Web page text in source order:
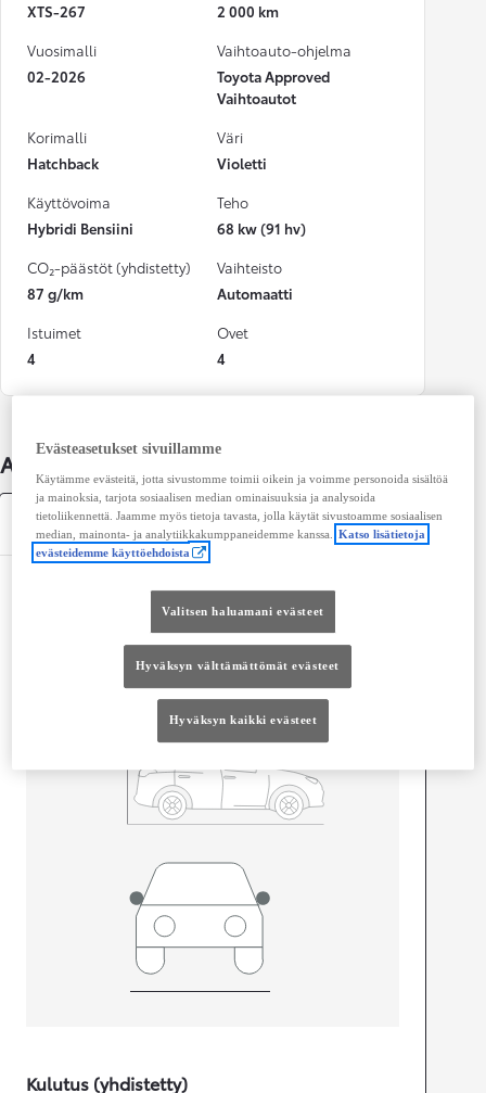
XTS-267
2 000 km
Vuosimalli
02-2026
Vaihtoauto-ohjelma
Toyota Approved
Vaihtoautot
Korimalli
Hatchback
Väri
Violetti
Käyttövoima
Hybridi Bensiini
Teho
68 kw (91 hv)
CO₂-päästöt (yhdistetty)
87 g/km
Vaihteisto
Automaatti
Istuimet
4
Ovet
4
Auton lisätiedot
Tekniset tiedot
Mitat ja tilavuus
Kulutus (yhdistetty)
Evästeasetukset sivuillamme
Käytämme evästeitä, jotta sivustomme toimii oikein ja voimme personoida sisältöä
ja mainoksia, tarjota sosiaalisen median ominaisuuksia ja analysoida
tietoliikennettä. Jaamme myös tietoja tavasta, jolla käytät sivustoamme sosiaalisen
median, mainonta- ja analytiikkakumppaneidemme kanssa.
Katso lisätietoja
evästeidemme käyttöehdoista
Valitsen haluamani evästeet
Hyväksyn välttämättömät evästeet
Hyväksyn kaikki evästeet